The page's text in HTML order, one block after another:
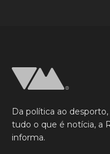
Da política ao
tudo o que é notícia, a
informa.